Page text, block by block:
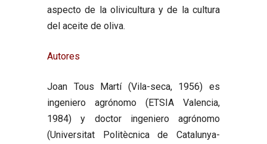
aspecto de la olivicultura y de la cultura
del aceite de oliva.
Autores
Joan Tous Martí (Vila-seca, 1956) es
ingeniero agrónomo (ETSIA Valencia,
1984) y doctor ingeniero agrónomo
(Universitat Politècnica de Catalunya-